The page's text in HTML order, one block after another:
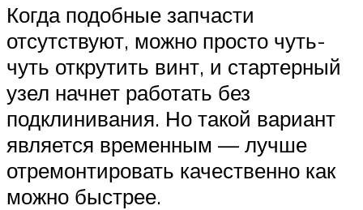
Когда подобные запчасти
отсутствуют, можно просто чуть-
чуть открутить винт, и стартерный
узел начнет работать без
подклинивания. Но такой вариант
является временным — лучше
отремонтировать качественно как
можно быстрее.